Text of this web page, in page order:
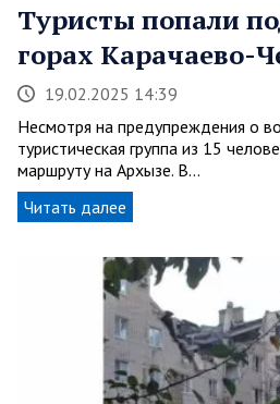
Туристы попали
горах Карачаево-
19.02.2025 14:39
Несмотря на предупреждения о
туристическая группа из 15
маршруту на Архызе. В…
Читать далее